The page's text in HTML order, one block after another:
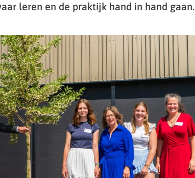
leren en de praktijk hand in hand gaan.